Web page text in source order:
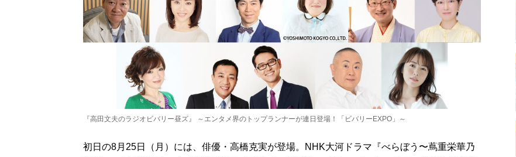
『高田文夫のラジオビバリー昼ズ』 ～エンタメ界のトップランナーが連日登場！「ビバリーEXPO」～
初日の8月25日（月）には、俳優・高橋克実が登場。NHK大河ドラマ『べらぼう〜蔦重栄華乃